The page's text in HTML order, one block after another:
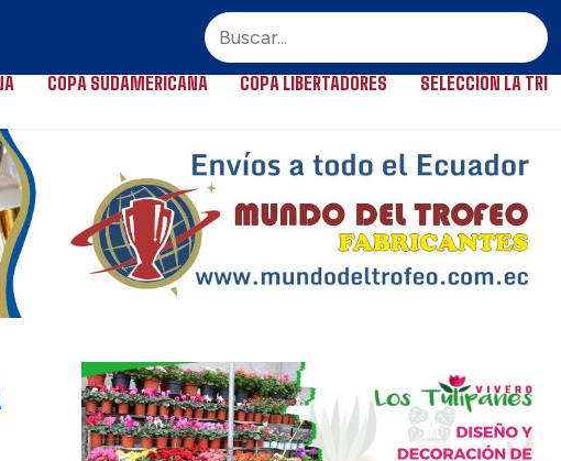
COPA SUDAMERICANA COPA LIBERTADORES SELECCIÓN LA TRI